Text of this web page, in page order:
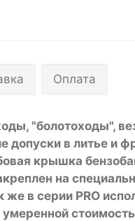
Оплата
"болотоходы",
допуски в литье и
крышка
на
в серии PRO